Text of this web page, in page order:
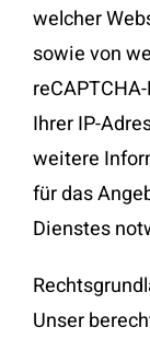
welcher
sowie von
Ihrer IP-
weitere
für das
Dienstes
Unser